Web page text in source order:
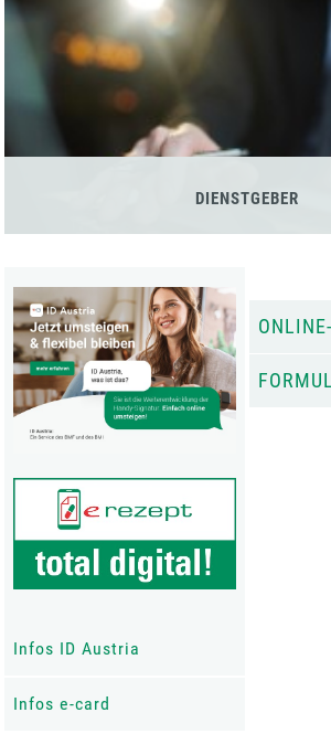
DIENSTGEBER
Infos ID Austria
Infos e-card